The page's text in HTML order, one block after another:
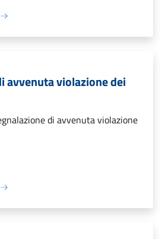
avvenuta violazione dei
di avvenuta violazione